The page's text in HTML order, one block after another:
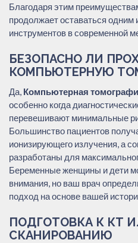
Благодаря этим
продолжает оставаться
инструментов в современной
БЕЗОПАСНО ЛИ
КОМПЬЮТЕРНУЮ
Да, Компьютерная
особенно когда
перевешивают минимальные
Большинство пациентов
ионизирующего излучения, а
разработаны для
Беременные женщины и дети
внимания, но ваш врач
подход на основе вашей
ПОДГОТОВКА К КТ
СКАНИРОВАНИЮ